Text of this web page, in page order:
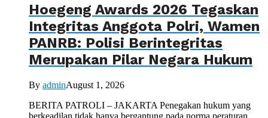
Hoegeng Awards 2026 Tegaskan
Integritas Anggota Polri, Wamen
PANRB: Polisi Berintegritas
Merupakan Pilar Negara Hukum
By adminAugust 1, 2026
BERITA PATROLI – JAKARTA Penegakan hukum yang
berkeadilan tidak hanya bergantung pada norma peraturan